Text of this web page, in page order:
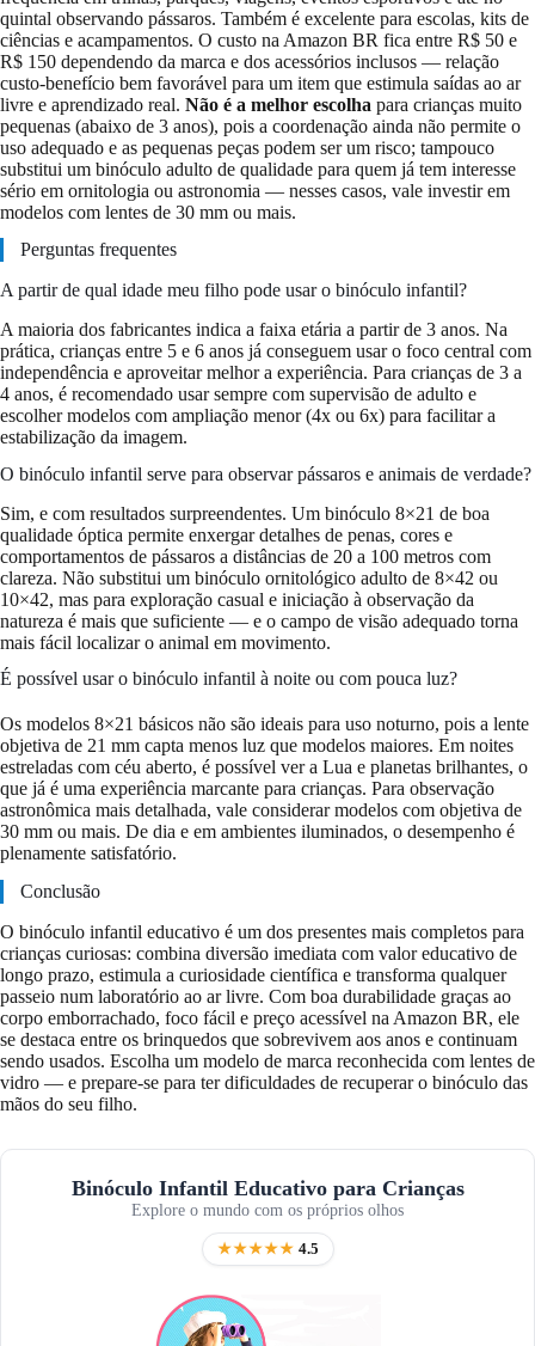
quintal observando pássaros. Também é excelente para escolas, kits de
ciências e acampamentos. O custo na Amazon BR fica entre R$ 50 e
R$ 150 dependendo da marca e dos acessórios inclusos — relação
custo-benefício bem favorável para um item que estimula saídas ao ar
livre e aprendizado real. Não é a melhor escolha para crianças muito
pequenas (abaixo de 3 anos), pois a coordenação ainda não permite o
uso adequado e as pequenas peças podem ser um risco; tampouco
substitui um binóculo adulto de qualidade para quem já tem interesse
sério em ornitologia ou astronomia — nesses casos, vale investir em
modelos com lentes de 30 mm ou mais.
Perguntas frequentes
A partir de qual idade meu filho pode usar o binóculo infantil?
A maioria dos fabricantes indica a faixa etária a partir de 3 anos. Na
prática, crianças entre 5 e 6 anos já conseguem usar o foco central com
independência e aproveitar melhor a experiência. Para crianças de 3 a
4 anos, é recomendado usar sempre com supervisão de adulto e
escolher modelos com ampliação menor (4x ou 6x) para facilitar a
estabilização da imagem.
O binóculo infantil serve para observar pássaros e animais de verdade?
Sim, e com resultados surpreendentes. Um binóculo 8×21 de boa
qualidade óptica permite enxergar detalhes de penas, cores e
comportamentos de pássaros a distâncias de 20 a 100 metros com
clareza. Não substitui um binóculo ornitológico adulto de 8×42 ou
10×42, mas para exploração casual e iniciação à observação da
natureza é mais que suficiente — e o campo de visão adequado torna
mais fácil localizar o animal em movimento.
É possível usar o binóculo infantil à noite ou com pouca luz?
Os modelos 8×21 básicos não são ideais para uso noturno, pois a lente
objetiva de 21 mm capta menos luz que modelos maiores. Em noites
estreladas com céu aberto, é possível ver a Lua e planetas brilhantes, o
que já é uma experiência marcante para crianças. Para observação
astronômica mais detalhada, vale considerar modelos com objetiva de
30 mm ou mais. De dia e em ambientes iluminados, o desempenho é
plenamente satisfatório.
Conclusão
O binóculo infantil educativo é um dos presentes mais completos para
crianças curiosas: combina diversão imediata com valor educativo de
longo prazo, estimula a curiosidade científica e transforma qualquer
passeio num laboratório ao ar livre. Com boa durabilidade graças ao
corpo emborrachado, foco fácil e preço acessível na Amazon BR, ele
se destaca entre os brinquedos que sobrevivem aos anos e continuam
sendo usados. Escolha um modelo de marca reconhecida com lentes de
vidro — e prepare-se para ter dificuldades de recuperar o binóculo das
mãos do seu filho.
Binóculo Infantil Educativo para Crianças
Explore o mundo com os próprios olhos
★★★★★ 4.5